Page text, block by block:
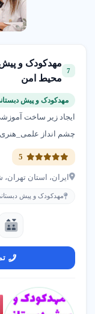
7
مهدکودک و
محیط امن
مهدکودک و پیش
ایجاد زیر ساخت
چشم انداز علمی_هنری
ایران، استان تهران، شهر
مهدکودک و پیش